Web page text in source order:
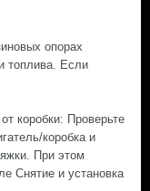
опорах
топлива. Если
коробки: Проверьте
коробка и
При этом
Снятие и установка